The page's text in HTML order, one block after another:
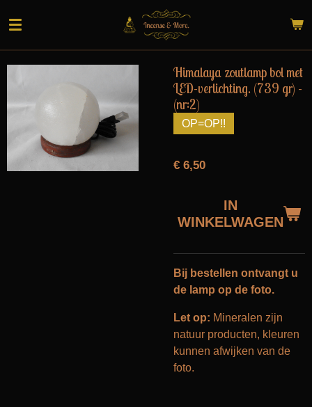
direct
naar
de
Himalaya zoutlamp bol met
LED-verlichting. (739 gr) -
(nr:2)
OP=OP!!
€ 6,50
IN
WINKELWAGEN
Bij bestellen ontvangt u
de lamp op de foto.
Let op: Mineralen zijn
natuur producten, kleuren
kunnen afwijken van de
foto.